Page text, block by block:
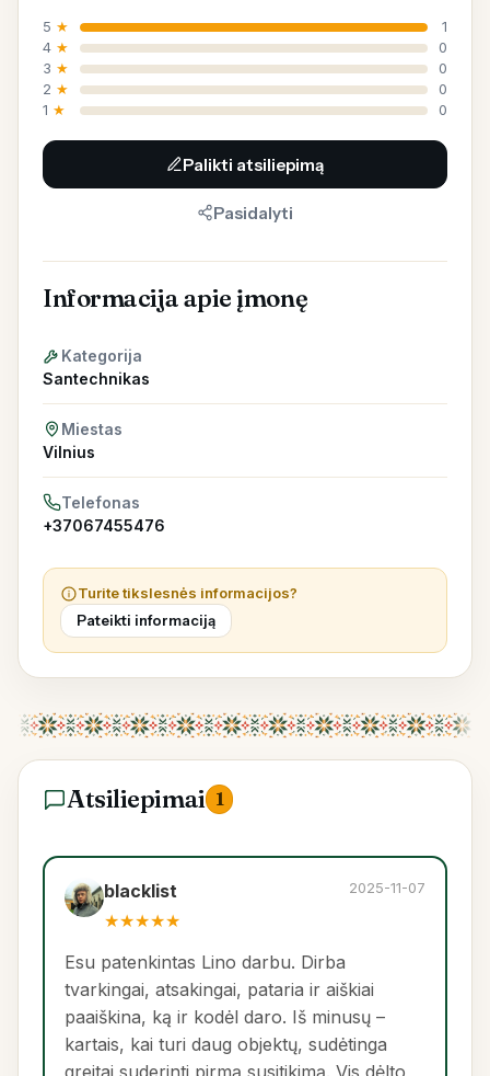
5 ★
1
4 ★
0
3 ★
0
2 ★
0
1 ★ 0
Palikti atsiliepimą
Pasidalyti
Informacija apie įmonę
Kategorija
Santechnikas
Miestas
Vilnius
Telefonas
+37067455476
Turite tikslesnės informacijos?
Pateikti informaciją
Atsiliepimai 1
blacklist
★★★★★
2025-11-07
Esu patenkintas Lino darbu. Dirba
tvarkingai, atsakingai, pataria ir aiškiai
paaiškina, ką ir kodėl daro. Iš minusų –
kartais, kai turi daug objektų, sudėtinga
greitai suderinti pirmą susitikimą. Vis dėlto